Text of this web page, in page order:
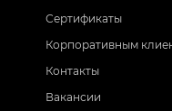
Сертификаты
Корпоративным
Контакты
Вакансии